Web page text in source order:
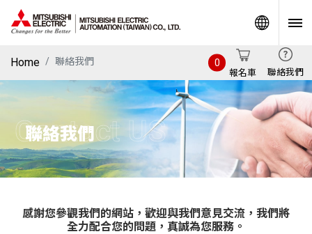
Home 聯絡我們
報名車
0
聯絡我們
聯絡我們
Contact US
感謝您參觀我們的網站，歡迎與我們意見交流，我們將
全力配合您的問題，真誠為您服務。